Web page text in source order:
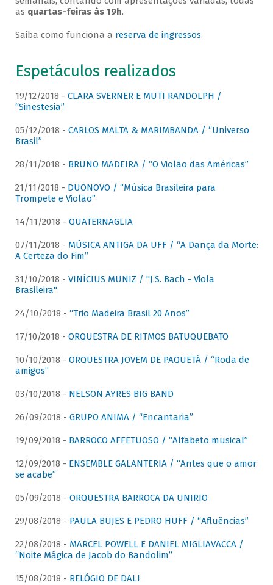
as quartas-feiras às 19h.
Saiba como funciona a reserva de ingressos.
Espetáculos realizados
19/12/2018 - CLARA SVERNER E MUTI RANDOLPH /
“Sinestesia”
05/12/2018 - CARLOS MALTA & MARIMBANDA / “Universo
Brasil”
28/11/2018 - BRUNO MADEIRA / “O Violão das Américas”
21/11/2018 - DUONOVO / “Música Brasileira para
Trompete e Violão”
14/11/2018 - QUATERNAGLIA
07/11/2018 - MÚSICA ANTIGA DA UFF / “A Dança da Morte:
A Certeza do Fim”
31/10/2018 - VINÍCIUS MUNIZ / "J.S. Bach - Viola
Brasileira"
24/10/2018 - “Trio Madeira Brasil 20 Anos”
17/10/2018 - ORQUESTRA DE RITMOS BATUQUEBATO
10/10/2018 - ORQUESTRA JOVEM DE PAQUETÁ / “Roda de
amigos”
03/10/2018 - NELSON AYRES BIG BAND
26/09/2018 - GRUPO ANIMA / “Encantaria”
19/09/2018 - BARROCO AFFETUOSO / “Alfabeto musical”
12/09/2018 - ENSEMBLE GALANTERIA / “Antes que o amor
se acabe”
05/09/2018 - ORQUESTRA BARROCA DA UNIRIO
29/08/2018 - PAULA BUJES E PEDRO HUFF / “Afluências”
22/08/2018 - MARCEL POWELL E DANIEL MIGLIAVACCA /
“Noite Mágica de Jacob do Bandolim”
15/08/2018 - RELÓGIO DE DALI